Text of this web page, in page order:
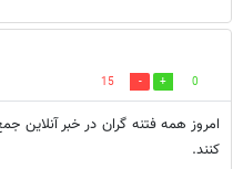
0
15
امروز همه فتنه گران در خبر
کنند.